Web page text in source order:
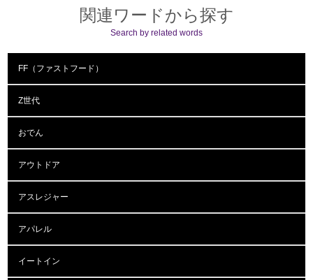
関連ワードから探す
Search by related words
FF（ファストフード）
Z世代
おでん
アウトドア
アスレジャー
アパレル
イートイン